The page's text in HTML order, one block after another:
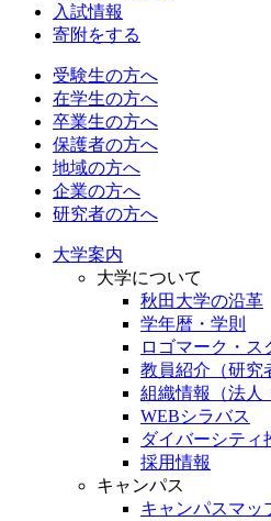
入試情報
寄附をする
受験生の方へ
在学生の方へ
卒業生の方へ
保護者の方へ
地域の方へ
企業の方へ
研究者の方へ
大学案内
大学について
秋田大学の沿革
学年暦・学則
ロゴマーク・ス
教員紹介（研究
組織情報（法人
WEBシラバス
ダイバーシティ
採用情報
キャンパス
キャンパスマッ